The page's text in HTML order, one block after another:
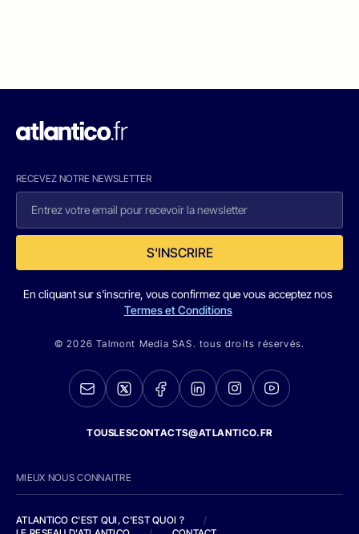
RECEVEZ NOTRE NEWSLETTER
S'INSCRIRE
En cliquant sur s'inscrire, vous confirmez que vous acceptez nos
Termes et Conditions
© 2026 Talmont Media SAS. tous droits réservés.
TOUSLESCONTACTS@ATLANTICO.FR
MIEUX NOUS CONNAITRE
ATLANTICO C'EST QUI, C'EST QUOI ?
/